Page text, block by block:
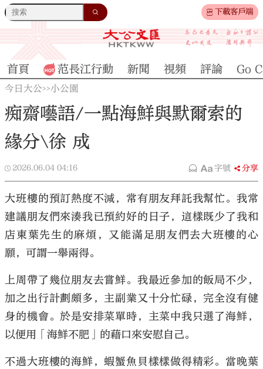
下載客戶端
大公文匯
首頁 范長江行動 新聞 視頻 評論 Go
今日大公>>小公園
痴齋囈語/一點海鮮與默爾索的
緣分\徐 成
2026.06.04 04:16 字號 分享
大班樓的預訂熱度不減，常有朋友拜託我幫忙。我常
建議朋友們來湊我已預約好的日子，這樣既少了我和
店東葉先生的麻煩，又能滿足朋友們去大班樓的心
願，可謂一舉兩得。
上周帶了幾位朋友去嘗鮮。我最近參加的飯局不少，
加之出行計劃頗多，主副業又十分忙碌，完全沒有健
身的機會。於是安排菜單時，主菜中我只選了海鮮，
以便用「海鮮不肥」的藉口來安慰自己。
不過大班樓的海鮮，蝦蟹魚貝樣樣做得精彩。當晚葉